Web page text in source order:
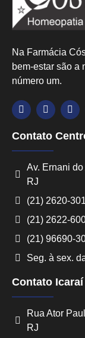
Na Farmácia
bem-estar são a
número um.
Contato
Av. Ernani
RJ
(21) 2620-
(21) 2622-
(21) 96690-
Seg. à sex.
Contato Icaraí
Rua Ator
RJ